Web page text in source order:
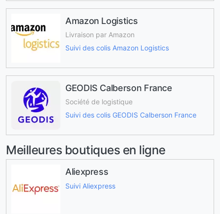
Amazon Logistics
Livraison par Amazon
Suivi des colis Amazon Logistics
GEODIS Calberson France
Société de logistique
Suivi des colis GEODIS Calberson France
Meilleures boutiques en ligne
Aliexpress
Suivi Aliexpress